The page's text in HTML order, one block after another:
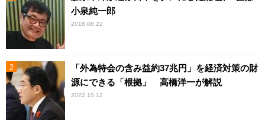
小泉純一郎
2018.08.22
「外為特会の含み益約37兆円」を経済対策の財
源にできる「根拠」 高橋洋一が解説
2022.10.12